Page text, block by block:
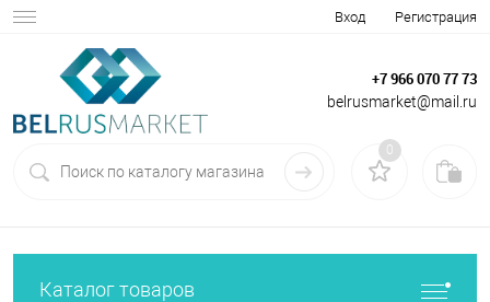
Вход Регистрация
+7 966 070 77 73
belrusmarket@mail.ru
0
Каталог товаров